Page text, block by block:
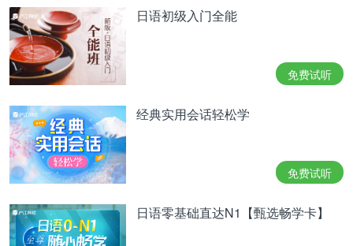
日语初级入门全能
免费试听
经典实用会话轻松学
免费试听
日语零基础直达N1【甄选畅学卡】